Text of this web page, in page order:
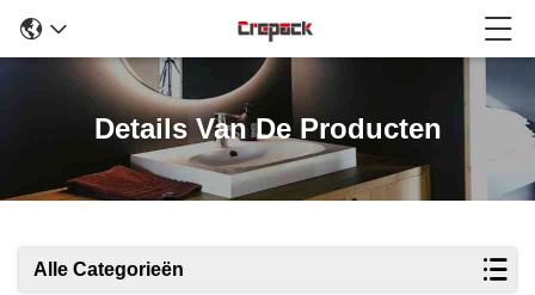
Details Van De Producten
Alle Categorieën